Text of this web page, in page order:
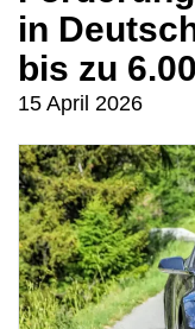
in
bis zu
15 April 2026